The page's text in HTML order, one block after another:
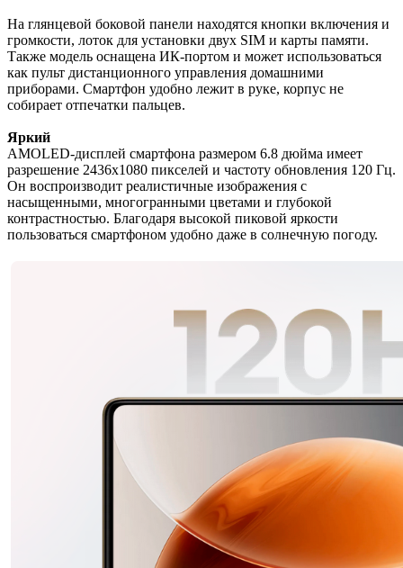
На глянцевой боковой панели находятся кнопки включения и
громкости, лоток для установки двух SIM и карты памяти.
Также модель оснащена ИК-портом и может использоваться
как пульт дистанционного управления домашними
приборами. Смартфон удобно лежит в руке, корпус не
собирает отпечатки пальцев.
Яркий
AMOLED-дисплей смартфона размером 6.8 дюйма имеет
разрешение 2436x1080 пикселей и частоту обновления 120 Гц.
Он воспроизводит реалистичные изображения с
насыщенными, многогранными цветами и глубокой
контрастностью. Благодаря высокой пиковой яркости
пользоваться смартфоном удобно даже в солнечную погоду.